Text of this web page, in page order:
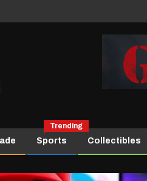
Sports
Trending
Collectibles